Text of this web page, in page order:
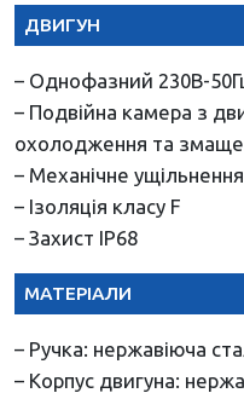
ДВИГУН
– Однофазний 230В-
– Подвійна камера з
охолодження та
– Механічне
– Ізоляція класу F
– Захист IP68
МАТЕРІАЛИ
– Ручка: нержавіюча
– Корпус двигуна: